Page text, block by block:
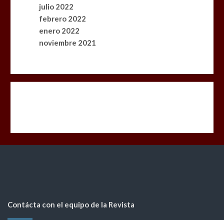
julio 2022
febrero 2022
enero 2022
noviembre 2021
Contácta con el equipo de la Revista